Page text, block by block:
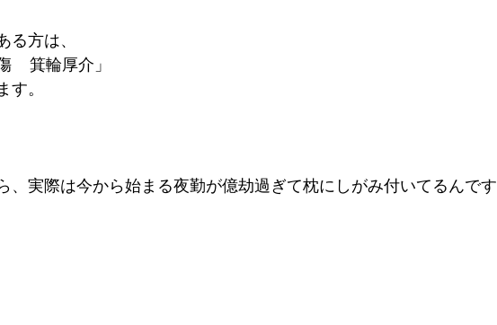
る方は、
箕輪厚介」
す。
、実際は今から始まる夜勤が億劫過ぎて枕にしがみ付いてるんです